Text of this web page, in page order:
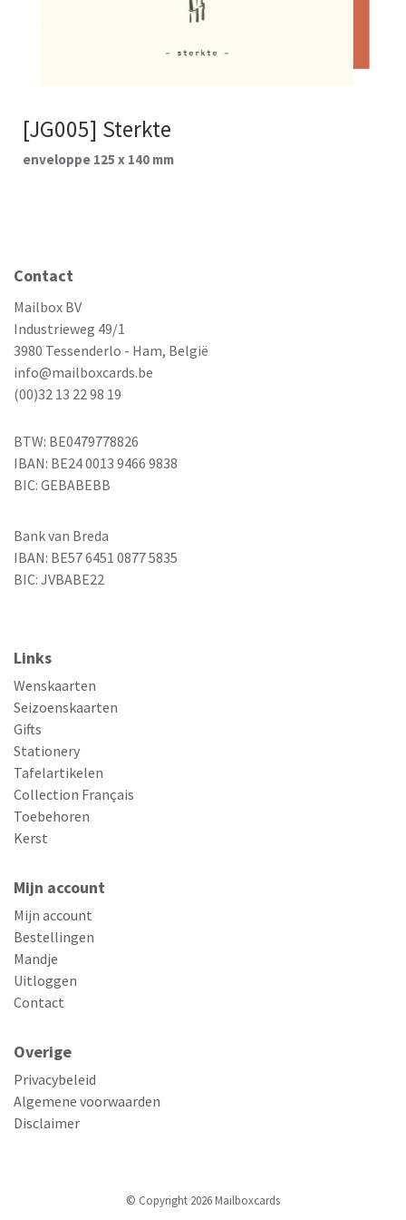
[JG005] Sterkte
enveloppe 125 x 140 mm
Contact
Mailbox BV
Industrieweg 49/1
3980 Tessenderlo - Ham, België
info@mailboxcards.be
(00)32 13 22 98 19
BTW: BE0479778826
IBAN: BE24 0013 9466 9838
BIC: GEBABEBB
Bank van Breda
IBAN: BE57 6451 0877 5835
BIC: JVBABE22
Links
Wenskaarten
Seizoenskaarten
Gifts
Stationery
Tafelartikelen
Collection Français
Toebehoren
Kerst
Mijn account
Mijn account
Bestellingen
Mandje
Uitloggen
Contact
Overige
Privacybeleid
Algemene voorwaarden
Disclaimer
© Copyright 2026 Mailboxcards